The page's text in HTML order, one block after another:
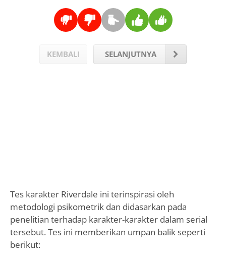
KEMBALI SELANJUTNYA
Tes karakter Riverdale ini terinspirasi oleh
metodologi psikometrik dan didasarkan pada
penelitian terhadap karakter-karakter dalam serial
tersebut. Tes ini memberikan umpan balik seperti
berikut: